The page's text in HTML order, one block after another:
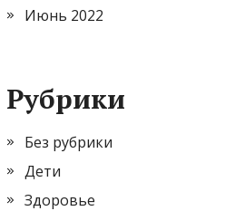
Июнь 2022
Рубрики
Без рубрики
Дети
Здоровье